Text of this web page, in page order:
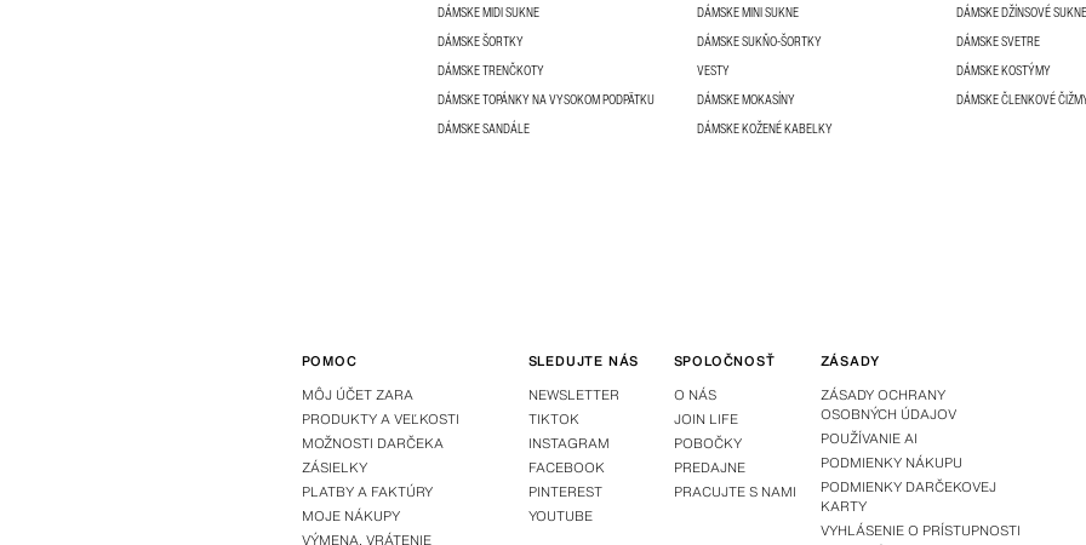
DÁMSKE MIDI SUKNE
DÁMSKE MINI SUKNE
DÁMSKE DŽÍNSOVÉ SUKNE
DÁMSKE ŠORTKY
DÁMSKE SUKŇO-ŠORTKY
DÁMSKE SVETRE
DÁMSKE TRENČKOTY
VESTY
DÁMSKE KOSTÝMY
DÁMSKE TOPÁNKY NA VYSOKOM PODPÄTKU
DÁMSKE MOKASÍNY
DÁMSKE ČLENKOVÉ
DÁMSKE SANDÁLE
DÁMSKE KOŽENÉ KABELKY
POMOC
MÔJ ÚČET ZARA
PRODUKTY A VEĽKOSTI
MOŽNOSTI DARČEKA
ZÁSIELKY
PLATBY A FAKTÚRY
MOJE NÁKUPY
VÝMENA, VRÁTENIE
SLEDUJTE NÁS
NEWSLETTER
TIKTOK
INSTAGRAM
FACEBOOK
PINTEREST
YOUTUBE
SPOLOČNOSŤ
O NÁS
JOIN LIFE
POBOČKY
PREDAJNE
PRACUJTE S NAMI
ZÁSADY
ZÁSADY OCHRANY
OSOBNÝCH ÚDAJOV
POUŽÍVANIE AI
PODMIENKY NÁKUPU
PODMIENKY DARČEKOVEJ
KARTY
VYHLÁSENIE O PRÍSTUPNOSTI